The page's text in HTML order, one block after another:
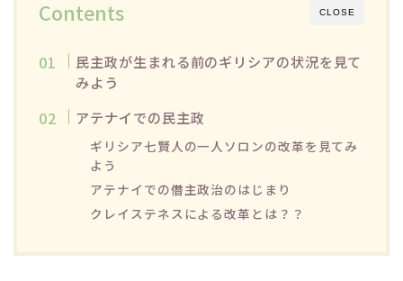
CLOSE
Contents
民主政が生まれる前のギリシアの状況を見て
みよう
アテナイでの民主政
ギリシア七賢人の一人ソロンの改革を見てみ
よう
アテナイでの僭主政治のはじまり
クレイステネスによる改革とは？？